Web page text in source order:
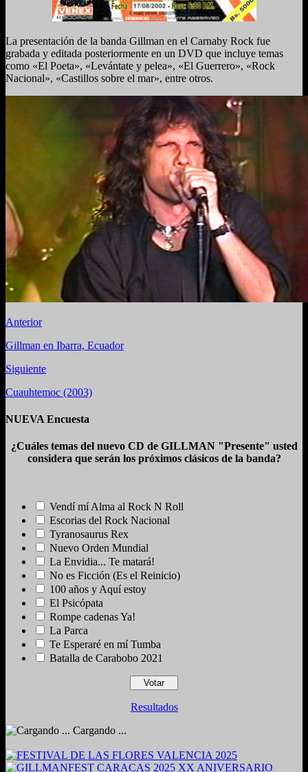
La presentación de la banda Gillman en el Carnaby Rock fue
grabada y editada posteriormente en un DVD que incluye temas
como «El Poeta», «Levántate y pelea», «El Guerrero», «Rock
Nacional», «Castillos sobre el mar», entre otros.
Anterior
Gillman en Ibarra, Ecuador
Siguiente
Cuauhtemoc (2003)
NUEVA Encuesta
¿Cuáles temas del nuevo CD de GILLMAN "Presente" usted
considera que serán los próximos clásicos de la banda?
Vendí mí Alma al Rock N Roll
Escorias del Rock Nacional
Tyranosaurus Rex
Nuevo Orden Mundial
La Envidia... Te matará!
No es Ficción (Es el Reinicio)
100 años y Aquí estoy
El Psicópata
Rompe cadenas Ya!
La Parca
Te Esperaré en mí Tumba
Batalla de Carabobo 2021
Resultados
Cargando ...